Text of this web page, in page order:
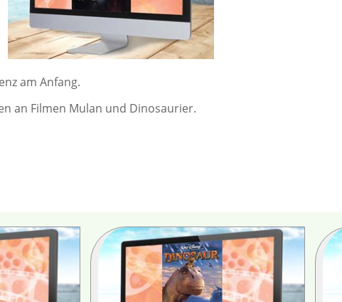
am Anfang.
an Filmen Mulan und Dinosaurier.